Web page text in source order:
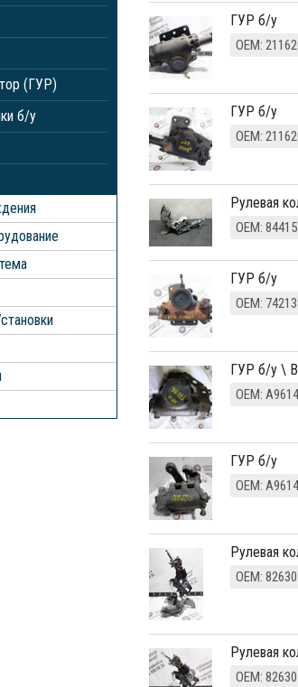
(ГУР)
б/у
ГУР б/у
ОЕМ:
ГУР б/у
ОЕМ:
Рулевая
ОЕМ:
ГУР б/у
ОЕМ:
ГУР б/у \
ОЕМ:
ГУР б/у
ОЕМ:
рулевая
ОЕМ:
рулевая
ОЕМ: